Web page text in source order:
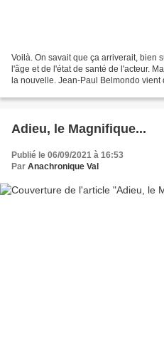
Voilà. On savait que ça arriverait, bien
l'âge et de l'état de santé de l'acteur.
la nouvelle. Jean-Paul Belmondo
Adieu, le Magnifique...
Publié le 06/09/2021 à 16:53
Par Anachronique Val